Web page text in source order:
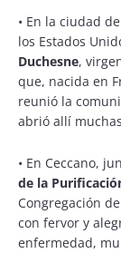
• En la ciudad
los Estados
Duchesne,
que, nacida en
reunió la
abrió allí
• En Ceccano,
de la
Congregación
con fervor y
enfermedad,